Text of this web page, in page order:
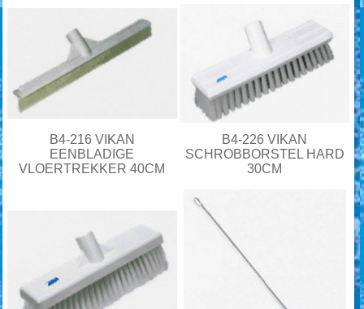
B4-216 VIKAN
EENBLADIGE
VLOERTREKKER 40CM
B4-226 VIKAN
SCHROBBORSTEL HARD
30CM